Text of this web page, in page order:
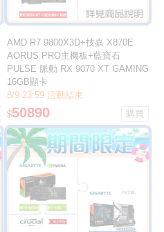
AMD R7 9800X3D+技嘉 X870E
AORUS PRO主機板+藍寶石
PULSE 脈動 RX 9070 XT GAMING
16GB顯卡
8/9 23:59 活動結束
$50890